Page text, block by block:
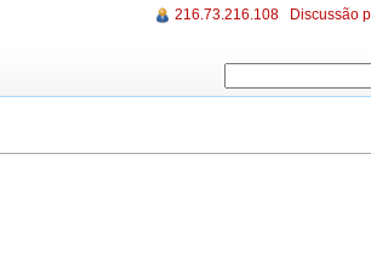
216.73.216.108 Discussão